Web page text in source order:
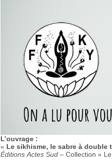
L’ouvrage :
« Le sikhisme, le sabre à double
Éditions Actes Sud – Collection «